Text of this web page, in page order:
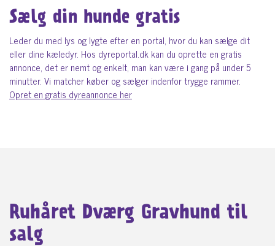
Sælg din hunde gratis
Leder du med lys og lygte efter en portal, hvor du kan sælge dit
eller dine kæledyr. Hos dyreportal.dk kan du oprette en gratis
annonce, det er nemt og enkelt, man kan være i gang på under 5
minutter. Vi matcher køber og sælger indenfor trygge rammer.
Opret en gratis dyreannonce her
Ruhåret Dværg Gravhund til
salg